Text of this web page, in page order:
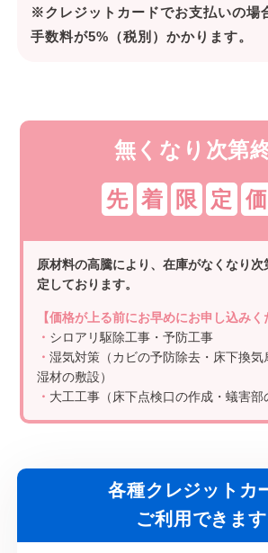
※クレジットカードでお支払いの場
手数料が5%（税別）かかります。
無くなり次第
先 着 限 定 価
原材料の高騰により、在庫がなくなり
定しております。
【価格が上る前にお早めにお申し込みく
・ シロアリ駆除工事・予防工事
・湿気対策（カビの予防除去・床下換気
湿材の敷設）
・ 大工工事（床下点検口の作成・蟻害部
各種クレジットカ
ご利用できます